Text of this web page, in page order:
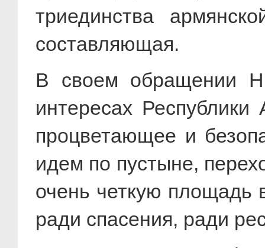
триединства
составляющая.
В своем обращении
интересах
процветающее и
идем по пустыне,
очень четкую площадь
ради спасения, ради